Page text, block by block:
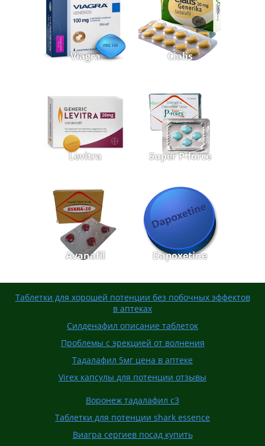
Viagra Cialis
Levitra Super P-force
Avanafil Dapoxetine
Таблетки для хорошей потенции без побочных эффектов
в аптеках
Силденафил описание таблеток
Проблемы с эрекцией от волнения
Тадалафил 5мг цена в аптеке
Virex капсулы для потенции отзывы
Воронеж тадалафил с3
Таблетки для потенции shark essence
Виагра сергиев посад купить